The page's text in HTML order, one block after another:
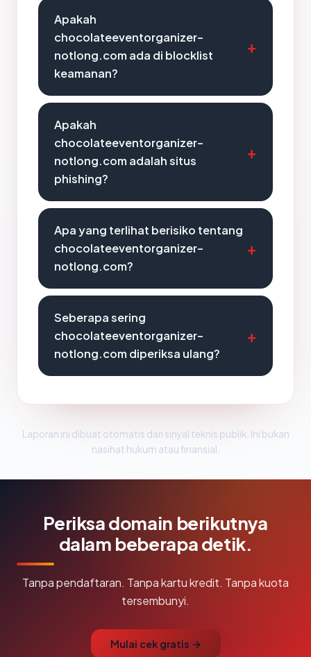
Apakah
chocolateeventorganizer-
notlong.com ada di blocklist
keamanan?
Apakah
chocolateeventorganizer-
notlong.com adalah situs
phishing?
Apa yang terlihat berisiko tentang
chocolateeventorganizer-
notlong.com?
Seberapa sering
chocolateeventorganizer-
notlong.com diperiksa ulang?
Laporan ini dibuat otomatis dari sinyal teknis publik. Ini bukan
nasihat hukum atau finansial.
Periksa domain berikutnya
dalam beberapa detik.
Tanpa pendaftaran. Tanpa kartu kredit. Tanpa kuota
tersembunyi.
Mulai cek gratis →